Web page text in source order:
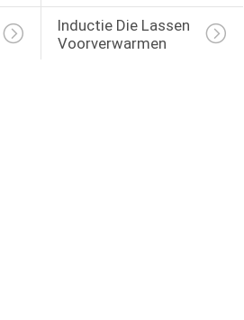
Inductie Die Lassen
Voorverwarmen